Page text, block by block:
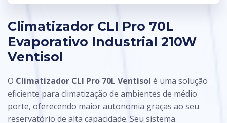
Climatizador CLI Pro 70L
Evaporativo Industrial 210W
Ventisol
O Climatizador CLI Pro 70L Ventisol é uma solução
eficiente para climatização de ambientes de médio
porte, oferecendo maior autonomia graças ao seu
reservatório de alta capacidade. Seu sistema